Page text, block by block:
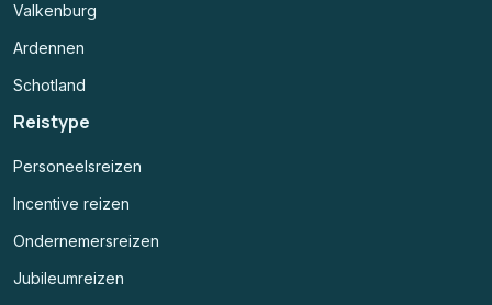
Valkenburg
Ardennen
Schotland
Reistype
Personeelsreizen
Incentive reizen
Ondernemersreizen
Jubileumreizen